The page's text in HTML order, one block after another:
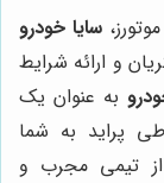
سایا خودرو
و ارائه شرایط
به عنوان یک
پراید به شما
تیمی مجرب و